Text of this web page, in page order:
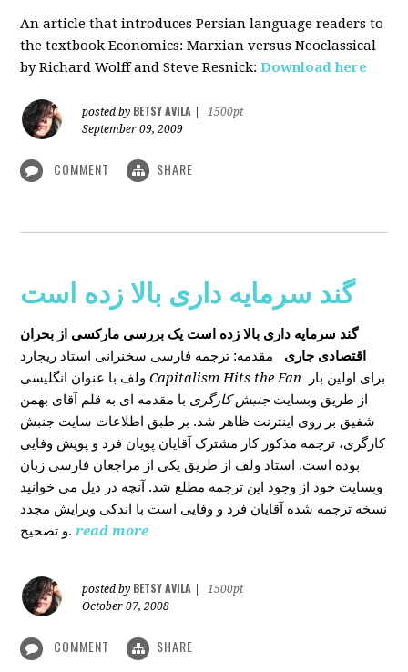
An article that introduces Persian language readers to
the textbook Economics: Marxian versus Neoclassical
by Richard Wolff and Steve Resnick:Download here
posted by BETSY AVILA
1500pt
September 09, 2009
COMMENT SHARE
گند سرمایه داری بالا زده است
گند سرمایه داری بالا زده است یک بررسی مارکسی از بحران
اقتصادی جاری
مقدمه: ترجمه فارسی سخنرانی استاد ریچارد
ولف با عنوان انگلیسیCapitalism Hits the Fan
از طریق وبسایتجنبش کارگری با مقدمه ای به قلم آقای بهمن
شفیق بر روی اینترنت ظاهر شد. بر طبق اطلاعات سایت جنبش
کارگری، ترجمه مذکور کار مشترک آقایان پویان فرد و پویش وفایی
بوده است. استاد ولف از طریق یکی از مراجعان فارسی زبان
وبسایت خود از وجود این ترجمه مطلع شد. آنچه در ذیل می خوانید
نسخه ترجمه شده آقایان فرد و وفایی است با اندکی ویرایش مجدد
و تصحیح. read more
posted by BETSY AVILA
1500pt
October 07, 2008
COMMENT SHARE